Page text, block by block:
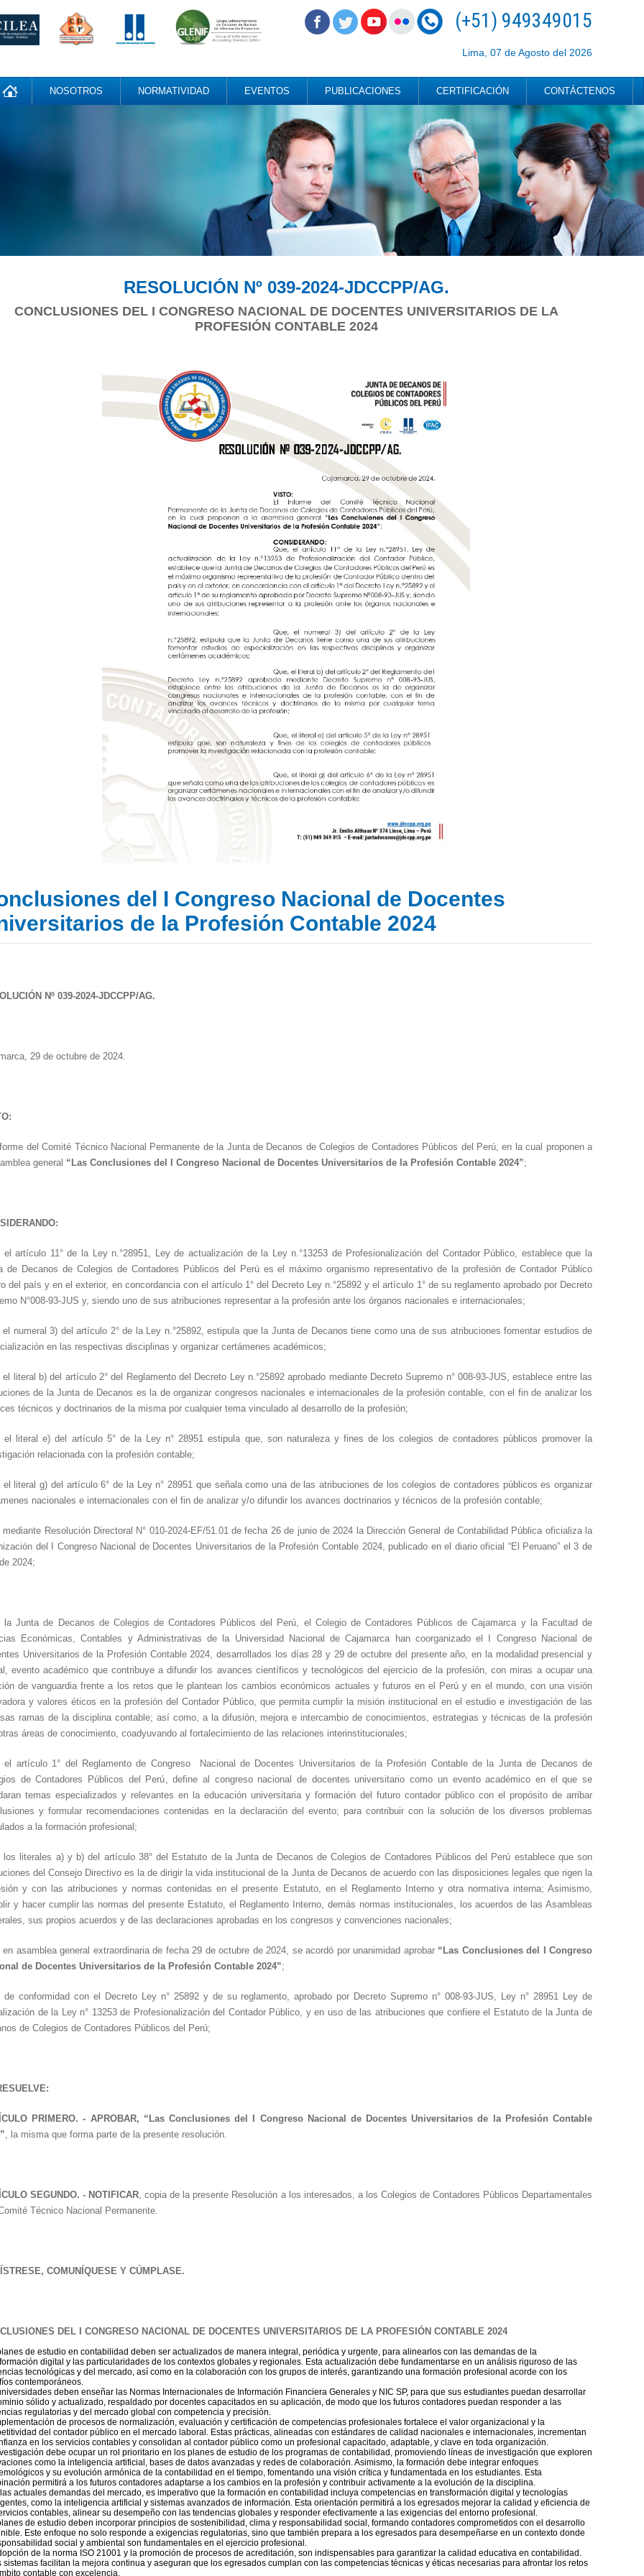
(+51) 949349015
Lima, 07 de Agosto del 2026
NOSOTROS NORMATIVIDAD EVENTOS PUBLICACIONES CERTIFICACIÓN CONTÁCTENOS
RESOLUCIÓN Nº 039-2024-JDCCPP/AG.
CONCLUSIONES DEL I CONGRESO NACIONAL DE DOCENTES UNIVERSITARIOS DE LA
PROFESIÓN CONTABLE 2024
del I Congreso Nacional de Docentes
de la Profesión Contable 2024
Nº 039-2024-JDCCPP/AG.
29 de octubre de 2024.
del Comité Técnico Nacional Permanente de la Junta de Decanos de Colegios de Contadores Públicos del Perú, en la cual proponen a
general “Las Conclusiones del I Congreso Nacional de Docentes Universitarios de la Profesión Contable 2024”;
el artículo 11° de la Ley n.°28951, Ley de actualización de la Ley n.°13253 de Profesionalización del Contador Público, establece que la
de Decanos de Colegios de Contadores Públicos del Perú es el máximo organismo representativo de la profesión de Contador Público
del país y en el exterior, en concordancia con el artículo 1° del Decreto Ley n.°25892 y el artículo 1° de su reglamento aprobado por Decreto
N°008-93-JUS y, siendo uno de sus atribuciones representar a la profesión ante los órganos nacionales e internacionales;
el numeral 3) del artículo 2° de la Ley n.°25892, estipula que la Junta de Decanos tiene como una de sus atribuciones fomentar estudios de
en las respectivas disciplinas y organizar certámenes académicos;
el literal b) del artículo 2° del Reglamento del Decreto Ley n.°25892 aprobado mediante Decreto Supremo n° 008-93-JUS, establece entre las
de la Junta de Decanos es la de organizar congresos nacionales e internacionales de la profesión contable, con el fin de analizar los
técnicos y doctrinarios de la misma por cualquier tema vinculado al desarrollo de la profesión;
el literal e) del artículo 5° de la Ley n° 28951 estipula que, son naturaleza y fines de los colegios de contadores públicos promover la
relacionada con la profesión contable;
el literal g) del artículo 6° de la Ley n° 28951 que señala como una de las atribuciones de los colegios de contadores públicos es organizar
nacionales e internacionales con el fin de analizar y/o difundir los avances doctrinarios y técnicos de la profesión contable;
mediante Resolución Directoral N° 010-2024-EF/51.01 de fecha 26 de junio de 2024 la Dirección General de Contabilidad Pública oficializa la
del I Congreso Nacional de Docentes Universitarios de la Profesión Contable 2024, publicado en el diario oficial “El Peruano” el 3 de
2024;
la Junta de Decanos de Colegios de Contadores Públicos del Perú, el Colegio de Contadores Públicos de Cajamarca y la Facultad de
Económicas, Contables y Administrativas de la Universidad Nacional de Cajamarca han coorganizado el I Congreso Nacional de
Universitarios de la Profesión Contable 2024, desarrollados los días28 y 29 de octubre del presente año, en la modalidad presencial y
evento académico que contribuye a difundir los avances científicos y tecnológicos del ejercicio de la profesión, con miras a ocupar una
de vanguardia frente a los retos que le plantean los cambios económicos actuales y futuros en el Perú y en el mundo, con una visión
y valores éticos en la profesión del Contador Público, que permita cumplir la misión institucional en el estudio e investigación de las
ramas de la disciplina contable; así como, a la difusión, mejora e intercambio de conocimientos, estrategias y técnicas de la profesión
áreas de conocimiento, coadyuvando al fortalecimiento de las relaciones interinstitucionales;
el artículo 1° del Reglamento de Congreso Nacional de Docentes Universitarios de la Profesión Contable de la Junta de Decanos de
de Contadores Públicos del Perú, define al congreso nacional de docentes universitario como un evento académico en el que se
temas especializados y relevantes en la educación universitaria y formación del futuro contador público con el propósito de arribar
y formular recomendaciones contenidas en la declaración del evento; para contribuir con la solución de los diversos problemas
a la formación profesional;
los literales a) y b) del artículo 38° del Estatuto de la Junta de Decanos de Colegios de Contadores Públicos del Perú establece que son
del Consejo Directivo es la de dirigir la vida institucional de la Junta de Decanos de acuerdo con las disposiciones legales que rigen la
y con las atribuciones y normas contenidas en el presente Estatuto, en el Reglamento Interno y otra normativa interna; Asimismo,
y hacer cumplir las normas del presente Estatuto, el Reglamento Interno, demás normas institucionales, los acuerdos de las Asambleas
sus propios acuerdos y de las declaraciones aprobadas en los congresos y convenciones nacionales;
en asamblea general extraordinaria de fecha 29 de octubre de 2024, se acordó por unanimidad aprobar “ Las Conclusiones del I Congreso
de Docentes Universitarios de la Profesión Contable 2024”;
de conformidad con el Decreto Ley n° 25892 y de su reglamento, aprobado por Decreto Supremo n° 008-93-JUS, Ley n° 28951 Ley de
de la Ley n° 13253 de Profesionalización del Contador Público, y en uso de las atribuciones que confiere el Estatuto de la Junta de
de Colegios de Contadores Públicos del Perú;
PRIMERO. - APROBAR, “ Las Conclusiones del I Congreso Nacional de Docentes Universitarios de la Profesión Contable
, la misma que forma parte de la presente resolución.
SEGUNDO. - NOTIFICAR, copia de la presente Resolución a los interesados, a los Colegios de Contadores Públicos Departamentales
Técnico Nacional Permanente.
COMUNÍQUESE Y CÚMPLASE.
DEL I CONGRESO NACIONAL DE DOCENTES UNIVERSITARIOS DE LA PROFESIÓN CONTABLE 2024
de estudio en contabilidad deben ser actualizados de manera integral, periódica y urgente, para alinearlos con las demandas de la
digital y las particularidades de los contextos globales y regionales. Esta actualización debe fundamentarse en un análisis riguroso de las
tecnológicas y del mercado, así como en la colaboración con los grupos de interés, garantizando una formación profesional acorde con los
contemporáneos.
deben enseñar las Normas Internacionales de Información Financiera Generales y NIC SP, para que sus estudiantes puedan desarrollar
sólido y actualizado, respaldado por docentes capacitados en su aplicación, de modo que los futuros contadores puedan responder a las
regulatorias y del mercado global con competencia y precisión.
de procesos de normalización, evaluación y certificación de competencias profesionales fortalece el valor organizacional y la
del contador público en el mercado laboral. Estas prácticas, alineadas con estándares de calidad nacionales e internacionales, incrementan
en los servicios contables y consolidan al contador público como un profesional capacitado, adaptable, y clave en toda organización.
debe ocupar un rol prioritario en los planes de estudio de los programas de contabilidad, promoviendo líneas de investigación que exploren
como la inteligencia artificial, bases de datos avanzadas y redes de colaboración. Asimismo, la formación debe integrar enfoques
y su evolución armónica de la contabilidad en el tiempo, fomentando una visión crítica y fundamentada en los estudiantes. Esta
permitirá a los futuros contadores adaptarse a los cambios en la profesión y contribuir activamente a la evolución de la disciplina.
actuales demandas del mercado, es imperativo que la formación en contabilidad incluya competencias en transformación digital y tecnologías
como la inteligencia artificial y sistemas avanzados de información. Esta orientación permitirá a los egresados mejorar la calidad y eficiencia de
contables, alinear su desempeño con las tendencias globales y responder efectivamente a las exigencias del entorno profesional.
de estudio deben incorporar principios de sostenibilidad, clima y responsabilidad social, formando contadores comprometidos con el desarrollo
Este enfoque no solo responde a exigencias regulatorias, sino que también prepara a los egresados para desempeñarse en un contexto donde
social y ambiental son fundamentales en el ejercicio profesional.
de la norma ISO 21001 y la promoción de procesos de acreditación, son indispensables para garantizar la calidad educativa en contabilidad.
sistemas facilitan la mejora continua y aseguran que los egresados cumplan con las competencias técnicas y éticas necesarias para afrontar los retos
contable con excelencia.